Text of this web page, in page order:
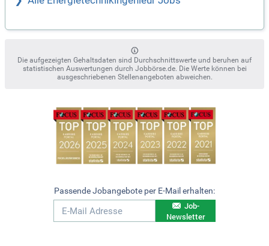
Die aufgezeigten Gehaltsdaten sind Durchschnittswerte und beruhen auf
statistischen Auswertungen durch Jobbörse.de. Die Werte können bei
ausgeschriebenen Stellenangeboten abweichen.
Passende Jobangebote per E-Mail erhalten:
Job-
Newsletter